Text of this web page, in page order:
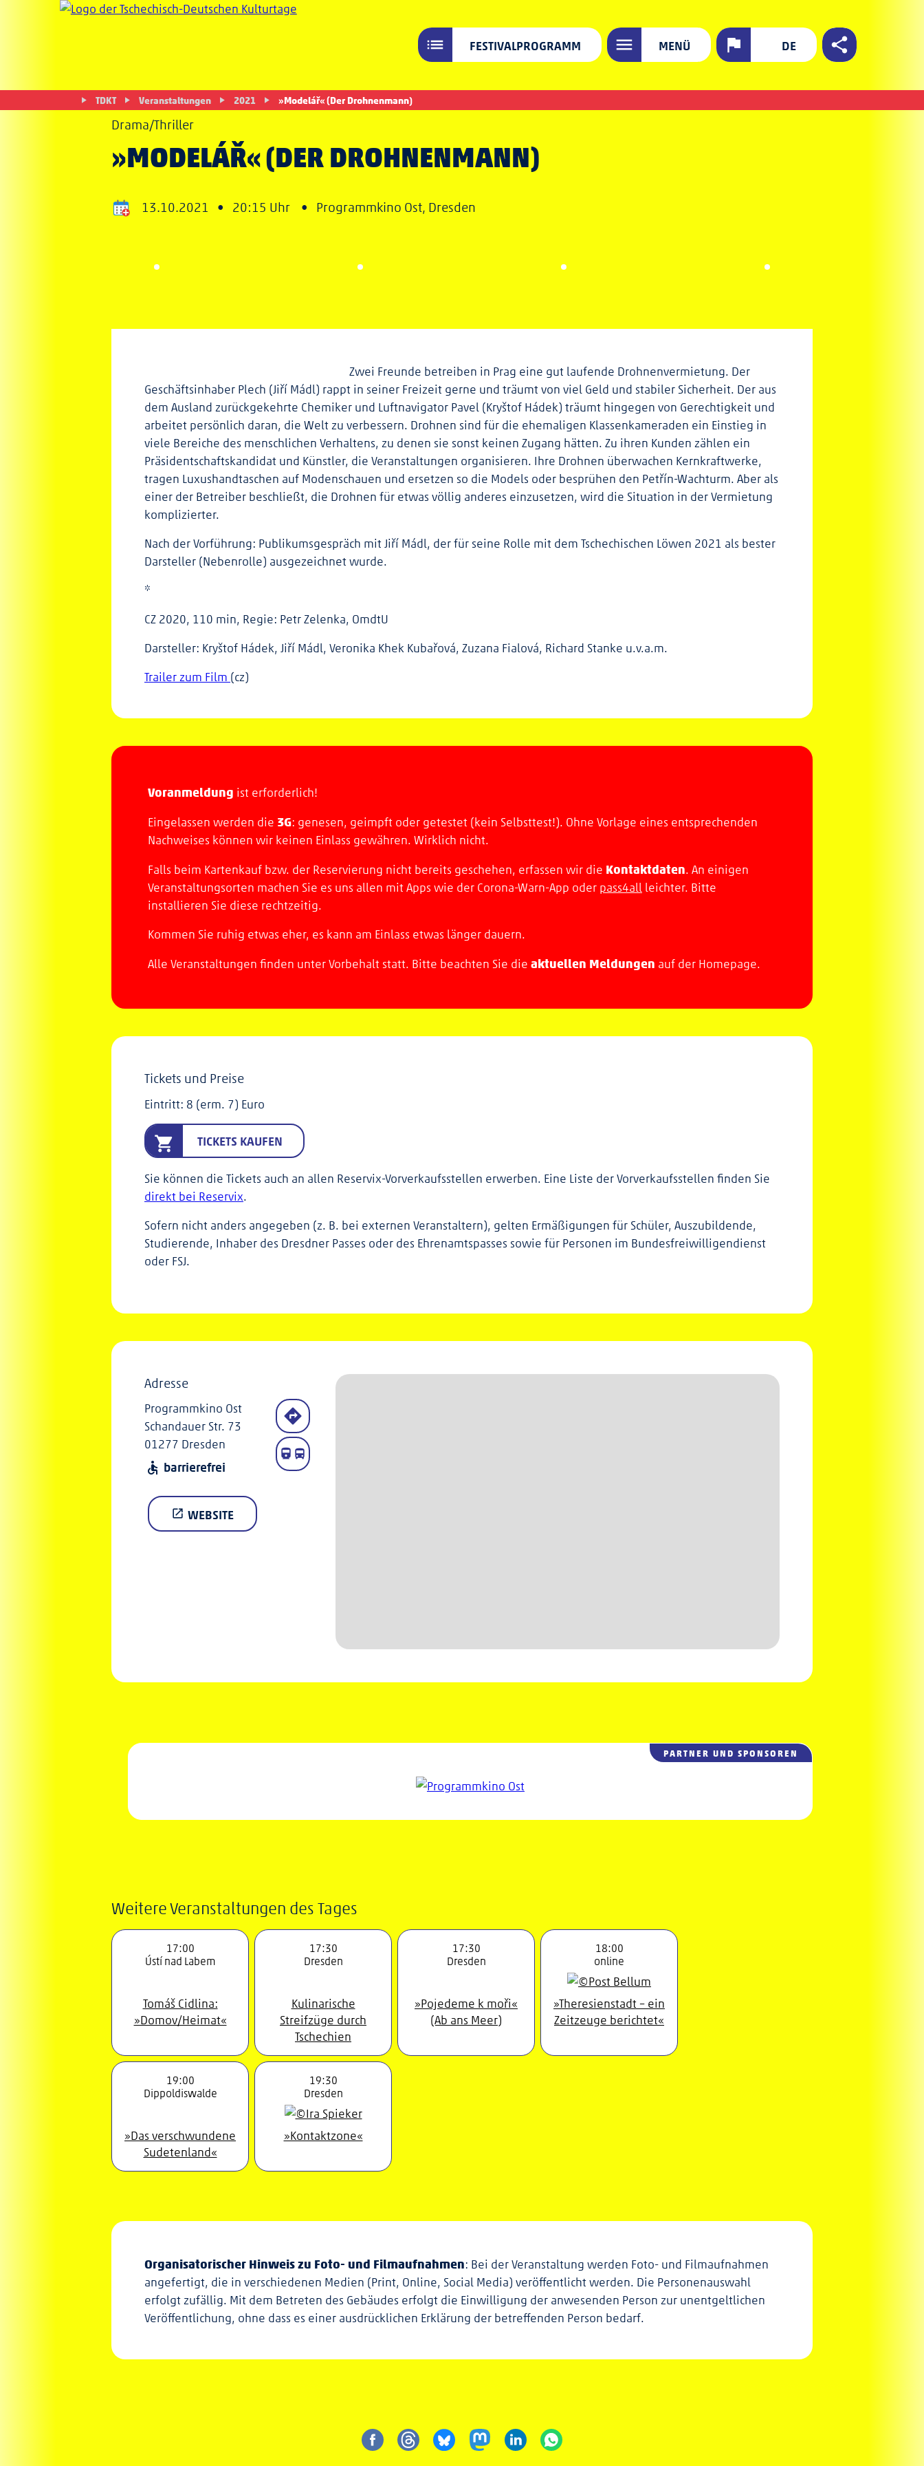
FESTIVALPROGRAMM MENÜ DE
TDKT Veranstaltungen 2021 »Modelář« (Der Drohnenmann)
Drama/Thriller
»MODELÁŘ« (DER DROHNENMANN)
13.10.2021 • 20:15 Uhr • Programmkino Ost, Dresden
Zwei Freunde betreiben in Prag eine gut laufende Drohnenvermietung. Der
Geschäftsinhaber Plech (Jiří Mádl) rappt in seiner Freizeit gerne und träumt von viel Geld und stabiler Sicherheit. Der aus
dem Ausland zurückgekehrte Chemiker und Luftnavigator Pavel (Kryštof Hádek) träumt hingegen von Gerechtigkeit und
arbeitet persönlich daran, die Welt zu verbessern. Drohnen sind für die ehemaligen Klassenkameraden ein Einstieg in
viele Bereiche des menschlichen Verhaltens, zu denen sie sonst keinen Zugang hätten. Zu ihren Kunden zählen ein
Präsidentschaftskandidat und Künstler, die Veranstaltungen organisieren. Ihre Drohnen überwachen Kernkraftwerke,
tragen Luxushandtaschen auf Modenschauen und ersetzen so die Models oder besprühen den Petřín-Wachturm. Aber als
einer der Betreiber beschließt, die Drohnen für etwas völlig anderes einzusetzen, wird die Situation in der Vermietung
komplizierter.
Nach der Vorführung: Publikumsgespräch mit Jiří Mádl, der für seine Rolle mit dem Tschechischen Löwen 2021 als bester
Darsteller (Nebenrolle) ausgezeichnet wurde.
*
CZ 2020, 110 min, Regie: Petr Zelenka, OmdtU
Darsteller: Kryštof Hádek, Jiří Mádl, Veronika Khek Kubařová, Zuzana Fialová, Richard Stanke u.v.a.m.
Trailer zum Film (cz)
Voranmeldung ist erforderlich!
Eingelassen werden die 3G: genesen, geimpft oder getestet (kein Selbsttest!). Ohne Vorlage eines entsprechenden
Nachweises können wir keinen Einlass gewähren. Wirklich nicht.
Falls beim Kartenkauf bzw. der Reservierung nicht bereits geschehen, erfassen wir die Kontaktdaten. An einigen
Veranstaltungsorten machen Sie es uns allen mit Apps wie der Corona-Warn-App oder pass4all leichter. Bitte
installieren Sie diese rechtzeitig.
Kommen Sie ruhig etwas eher, es kann am Einlass etwas länger dauern.
Alle Veranstaltungen finden unter Vorbehalt statt. Bitte beachten Sie die aktuellen Meldungen auf der Homepage.
Tickets und Preise
Eintritt: 8 (erm. 7) Euro
TICKETS KAUFEN
Sie können die Tickets auch an allen Reservix-Vorverkaufsstellen erwerben. Eine Liste der Vorverkaufsstellen finden Sie
direkt bei Reservix.
Sofern nicht anders angegeben (z. B. bei externen Veranstaltern), gelten Ermäßigungen für Schüler, Auszubildende,
Studierende, Inhaber des Dresdner Passes oder des Ehrenamtspasses sowie für Personen im Bundesfreiwilligendienst
oder FSJ.
Adresse
Programmkino Ost
Schandauer Str. 73
01277 Dresden
accessible barrierefrei
open_in_new WEBSITE
Weitere Veranstaltungen des Tages
17:00
Ústí nad Labem
Tomáš Cidlina:
»Domov/Heimat«
17:30
Dresden
Kulinarische
Streifzüge durch
Tschechien
17:30
Dresden
»Pojedeme k moři«
(Ab ans Meer)
18:00
online
»Theresienstadt – ein
Zeitzeuge berichtet«
19:00
Dippoldiswalde
»Das verschwundene
Sudetenland«
19:30
Dresden
»Kontaktzone«
Organisatorischer Hinweis zu Foto- und Filmaufnahmen: Bei der Veranstaltung werden Foto- und Filmaufnahmen
angefertigt, die in verschiedenen Medien (Print, Online, Social Media) veröffentlicht werden. Die Personenauswahl
erfolgt zufällig. Mit dem Betreten des Gebäudes erfolgt die Einwilligung der anwesenden Person zur unentgeltlichen
Veröffentlichung, ohne dass es einer ausdrücklichen Erklärung der betreffenden Person bedarf.